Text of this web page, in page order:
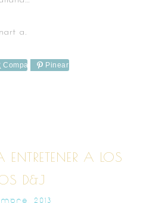
a.
Comparte Pinear
A LOS
D&J
2013